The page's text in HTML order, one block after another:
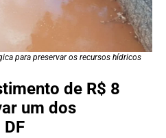
para preservar os recursos hídricos
de R$ 8
um dos